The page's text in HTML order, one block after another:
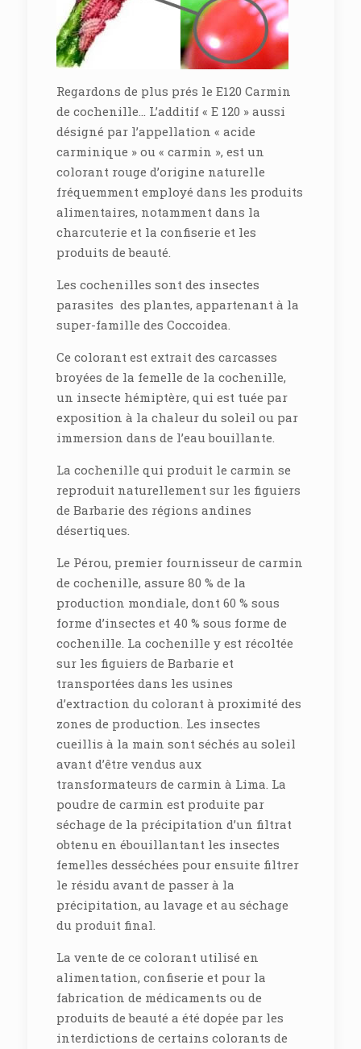
Regardons de plus prés le E120 Carmin
de cochenille… L’additif « E 120 » aussi
désigné par l’appellation « acide
carminique » ou « carmin », est un
colorant rouge d’origine naturelle
fréquemment employé dans les produits
alimentaires, notamment dans la
charcuterie et la confiserie et les
produits de beauté.
Les cochenilles sont des insectes
parasites des plantes, appartenant à la
super-famille des Coccoidea.
Ce colorant est extrait des carcasses
broyées de la femelle de la cochenille,
un insecte hémiptère, qui est tuée par
exposition à la chaleur du soleil ou par
immersion dans de l’eau bouillante.
La cochenille qui produit le carmin se
reproduit naturellement sur les figuiers
de Barbarie des régions andines
désertiques.
Le Pérou, premier fournisseur de carmin
de cochenille, assure 80 % de la
production mondiale, dont 60 % sous
forme d’insectes et 40 % sous forme de
cochenille. La cochenille y est récoltée
sur les figuiers de Barbarie et
transportées dans les usines
d’extraction du colorant à proximité des
zones de production. Les insectes
cueillis à la main sont séchés au soleil
avant d’être vendus aux
transformateurs de carmin à Lima. La
poudre de carmin est produite par
séchage de la précipitation d’un filtrat
obtenu en ébouillantant les insectes
femelles desséchées pour ensuite filtrer
le résidu avant de passer à la
précipitation, au lavage et au séchage
du produit final.
La vente de ce colorant utilisé en
alimentation, confiserie et pour la
fabrication de médicaments ou de
produits de beauté a été dopée par les
interdictions de certains colorants de